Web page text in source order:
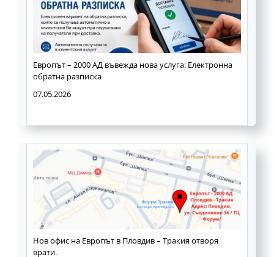
Европът – 2000 АД въвежда нова услуга: Електронна
обратна разписка
07.05.2026
Нов офис на Европът в Пловдив – Тракия отворя
врати.